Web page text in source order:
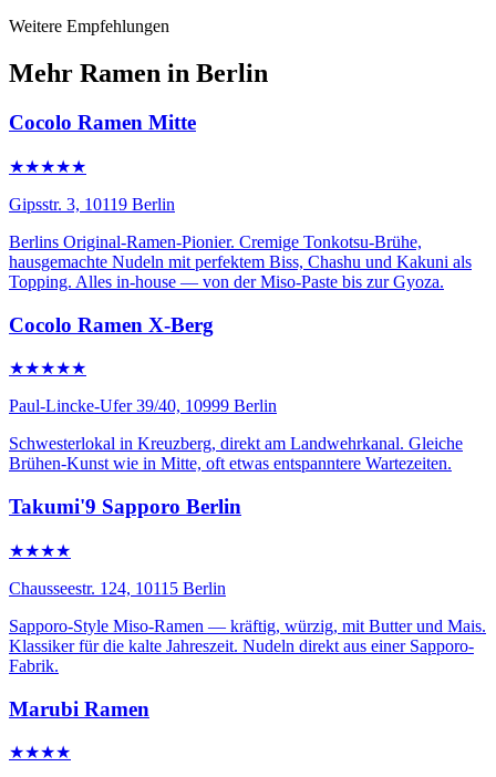
Weitere Empfehlungen
Mehr Ramen in Berlin
Cocolo Ramen Mitte
★★★★★
Gipsstr. 3, 10119 Berlin
Berlins Original-Ramen-Pionier. Cremige Tonkotsu-Brühe,
hausgemachte Nudeln mit perfektem Biss, Chashu und Kakuni als
Topping. Alles in-house — von der Miso-Paste bis zur Gyoza.
Cocolo Ramen X-Berg
★★★★★
Paul-Lincke-Ufer 39/40, 10999 Berlin
Schwesterlokal in Kreuzberg, direkt am Landwehrkanal. Gleiche
Brühen-Kunst wie in Mitte, oft etwas entspanntere Wartezeiten.
Takumi'9 Sapporo Berlin
★★★★
Chausseestr. 124, 10115 Berlin
Sapporo-Style Miso-Ramen — kräftig, würzig, mit Butter und Mais.
Klassiker für die kalte Jahreszeit. Nudeln direkt aus einer Sapporo-
Fabrik.
Marubi Ramen
★★★★